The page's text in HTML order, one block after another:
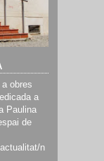
obres
a
Paulina
de
n